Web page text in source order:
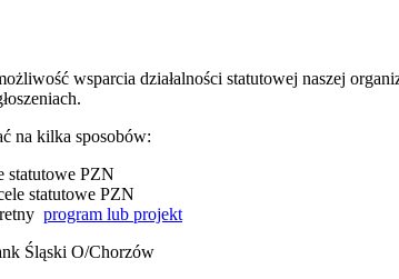
wsparcia działalności statutowej naszej
na kilka sposobów:
statutowe PZN
statutowe PZN
program lub projekt
Śląski O/Chorzów